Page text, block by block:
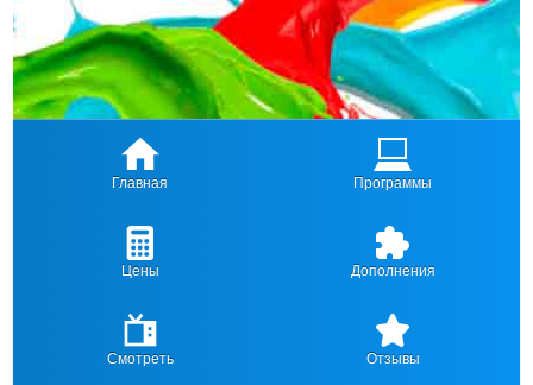
Главная Программы
Цены Дополнения
Смотреть Отзывы